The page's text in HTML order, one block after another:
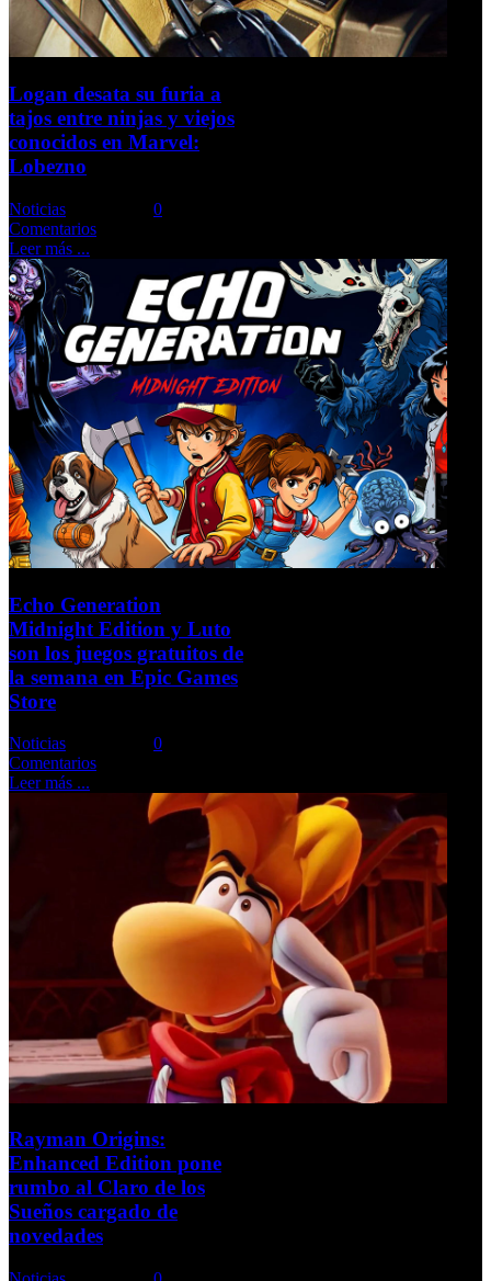
Logan desata su furia a
tajos entre ninjas y viejos
conocidos en Marvel:
Lobezno
Noticias
0
Comentarios
Leer más ...
Echo Generation
Midnight Edition y Luto
son los juegos gratuitos de
la semana en Epic Games
Store
Noticias
0
Comentarios
Leer más ...
Rayman Origins:
Enhanced Edition pone
rumbo al Claro de los
Sueños cargado de
novedades